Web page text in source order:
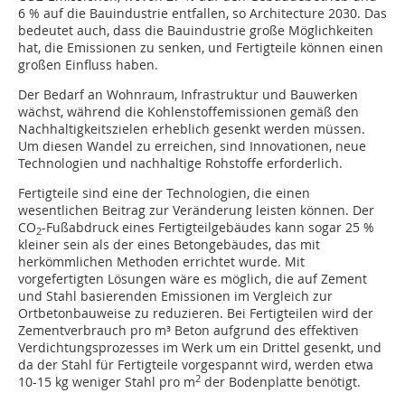
6 % auf die Bauindustrie entfallen, so Architecture 2030. Das
bedeutet auch, dass die Bauindustrie große Möglichkeiten
hat, die Emissionen zu senken, und Fertigteile können einen
großen Einfluss haben.
Der Bedarf an Wohnraum, Infrastruktur und Bauwerken
wächst, während die Kohlenstoffemissionen gemäß den
Nachhaltigkeitszielen erheblich gesenkt werden müssen.
Um diesen Wandel zu erreichen, sind Innovationen, neue
Technologien und nachhaltige Rohstoffe erforderlich.
Fertigteile sind eine der Technologien, die einen
wesentlichen Beitrag zur Veränderung leisten können. Der
CO2-Fußabdruck eines Fertigteilgebäudes kann sogar 25 %
kleiner sein als der eines Betongebäudes, das mit
herkömmlichen Methoden errichtet wurde. Mit
vorgefertigten Lösungen wäre es möglich, die auf Zement
und Stahl basierenden Emissionen im Vergleich zur
Ortbetonbauweise zu reduzieren. Bei Fertigteilen wird der
Zementverbrauch pro m³ Beton aufgrund des effektiven
Verdichtungsprozesses im Werk um ein Drittel gesenkt, und
da der Stahl für Fertigteile vorgespannt wird, werden etwa
10-15 kg weniger Stahl pro m2 der Bodenplatte benötigt.